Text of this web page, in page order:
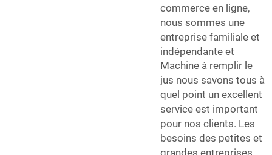
commerce en ligne,
nous sommes une
entreprise familiale et
indépendante et
Machine à remplir le
jus nous savons tous à
quel point un excellent
service est important
pour nos clients. Les
besoins des petites et
grandes entreprises